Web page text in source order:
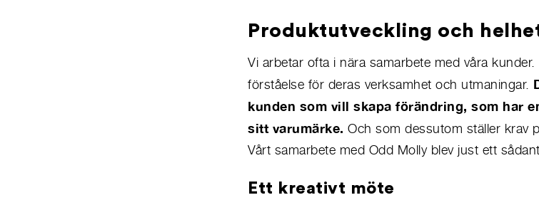
Produktutveckling och
Vi arbetar ofta i nära samarbete med våra
förståelse för deras verksamhet och utmaningar.
kunden som vill skapa förändring, som har
sitt varumärke. Och som dessutom ställer krav
Vårt samarbete med Odd Molly blev just ett
Ett kreativt möte